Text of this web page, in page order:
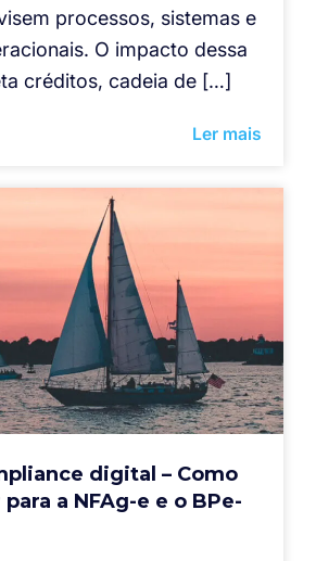
processos, sistemas e
O impacto dessa
créditos, cadeia de […]
Ler mais
digital – Como
a NFAg-e e o BPe-